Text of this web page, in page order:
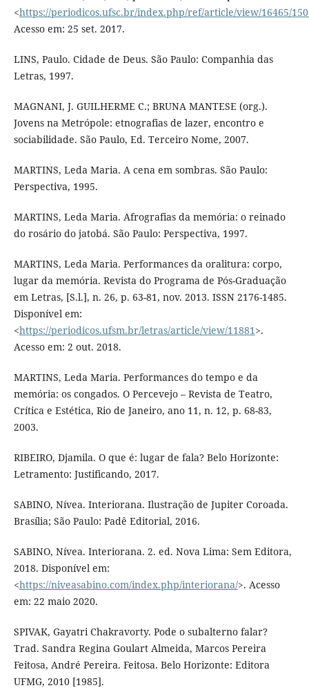
<https://periodicos.ufsc.br/index.php/ref/article/view/16465/
Acesso em: 25 set. 2017.
LINS, Paulo. Cidade de Deus. São Paulo: Companhia das
Letras, 1997.
MAGNANI, J. GUILHERME C.; BRUNA MANTESE (org.).
Jovens na Metrópole: etnografias de lazer, encontro e
sociabilidade. São Paulo, Ed. Terceiro Nome, 2007.
MARTINS, Leda Maria. A cena em sombras. São Paulo:
Perspectiva, 1995.
MARTINS, Leda Maria. Afrografias da memória: o reinado
do rosário do jatobá. São Paulo: Perspectiva, 1997.
MARTINS, Leda Maria. Performances da oralitura: corpo,
lugar da memória. Revista do Programa de Pós-Graduação
em Letras, [S.l.], n. 26, p. 63-81, nov. 2013. ISSN 2176-1485.
Disponível em:
<https://periodicos.ufsm.br/letras/article/view/11881>.
Acesso em: 2 out. 2018.
MARTINS, Leda Maria. Performances do tempo e da
memória: os congados. O Percevejo – Revista de Teatro,
Crítica e Estética, Rio de Janeiro, ano 11, n. 12, p. 68-83,
2003.
RIBEIRO, Djamila. O que é: lugar de fala? Belo Horizonte:
Letramento: Justificando, 2017.
SABINO, Nívea. Interiorana. Ilustração de Jupiter Coroada.
Brasília; São Paulo: Padê Editorial, 2016.
SABINO, Nívea. Interiorana. 2. ed. Nova Lima: Sem Editora,
2018. Disponível em:
<https://niveasabino.com/index.php/interiorana/>. Acesso
em: 22 maio 2020.
SPIVAK, Gayatri Chakravorty. Pode o subalterno falar?
Trad. Sandra Regina Goulart Almeida, Marcos Pereira
Feitosa, André Pereira. Feitosa. Belo Horizonte: Editora
UFMG, 2010 [1985].